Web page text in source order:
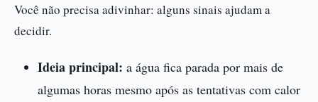
Você não precisa adivinhar: alguns sinais ajudam a
decidir.
Ideia principal: a água fica parada por mais de
algumas horas mesmo após as tentativas com calor